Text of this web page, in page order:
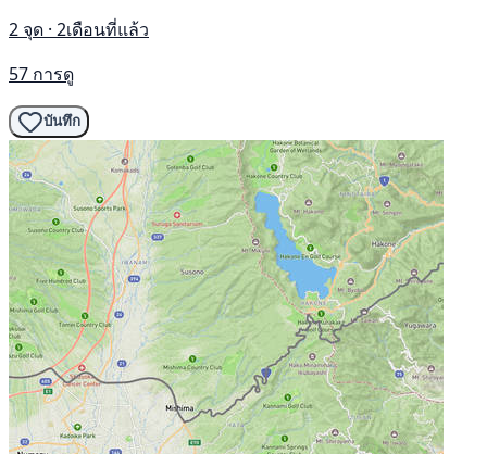
2 จุด · 2เดือนที่แล้ว
57 การดู
บันทึก